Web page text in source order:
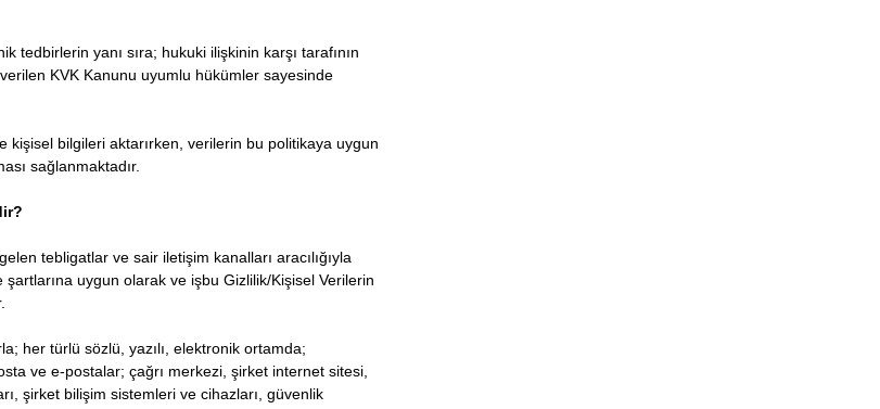
tedbirlerin yanı sıra; hukuki ilişkinin karşı tarafının
KVK Kanunu uyumlu hükümler sayesinde
kişisel bilgileri aktarırken, verilerin bu politikaya uygun
sağlanmaktadır.
tebligatlar ve sair iletişim kanalları aracılığıyla
uygun olarak ve işbu Gizlilik/Kişisel Verilerin
her türlü sözlü, yazılı, elektronik ortamda;
ve e-postalar; çağrı merkezi, şirket internet sitesi,
şirket bilişim sistemleri ve cihazları, güvenlik